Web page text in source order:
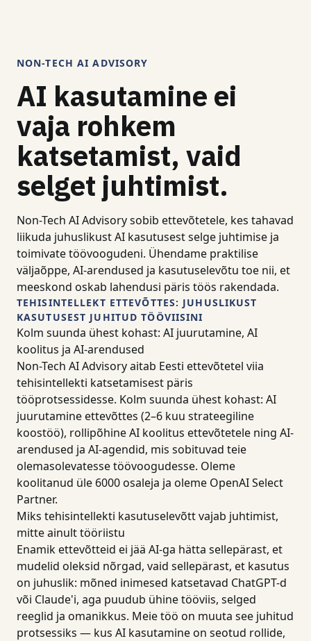
NON-TECH AI ADVISORY
AI kasutamine ei
vaja rohkem
katsetamist, vaid
selget juhtimist.
Non-Tech AI Advisory sobib ettevõtetele, kes tahavad
liikuda juhuslikust AI kasutusest selge juhtimise ja
toimivate töövoogudeni. Ühendame praktilise
väljaõppe, AI-arendused ja kasutuselevõtu toe nii, et
meeskond oskab lahendusi päris töös rakendada.
TEHISINTELLEKT ETTEVÕTTES: JUHUSLIKUST
KASUTUSEST JUHITUD TÖÖVIISINI
Kolm suunda ühest kohast: AI juurutamine, AI
koolitus ja AI-arendused
Non-Tech AI Advisory aitab Eesti ettevõtetel viia
tehisintellekti katsetamisest päris
tööprotsessidesse. Kolm suunda ühest kohast: AI
juurutamine ettevõttes (2–6 kuu strateegiline
koostöö), rollipõhine AI koolitus ettevõtetele ning AI-
arendused ja AI-agendid, mis sobituvad teie
olemasolevatesse töövoogudesse. Oleme
koolitanud üle 6000 osaleja ja oleme OpenAI Select
Partner.
Miks tehisintellekti kasutuselevõtt vajab juhtimist,
mitte ainult tööriistu
Enamik ettevõtteid ei jää AI-ga hätta sellepärast, et
mudelid oleksid nõrgad, vaid sellepärast, et kasutus
on juhuslik: mõned inimesed katsetavad ChatGPT-d
või Claude'i, aga puudub ühine tööviis, selged
reeglid ja omanikkus. Meie töö on muuta see juhitud
protsessiks — kus AI kasutamine on seotud rollide,